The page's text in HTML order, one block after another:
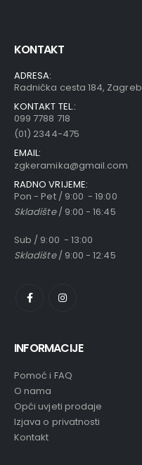
KONTAKT
ADRESA:
Radnička cesta 184, Zagreb
KONTAKT TEL.:
099 7788 718
(01) 2344-475
EMAIL:
zgkeramika@gmail.com
RADNO VRIJEME:
Pon - Pet / 9:00 - 19:00
Skladište/ 9:00 - 16:45
Sub / 9:00 - 13:00
Skladište/ 9:00 - 12:45
INFORMACIJE
Pomoć i FAQ
O nama
Opći uvjeti prodaje
Izjava o privatnosti
Kontakt